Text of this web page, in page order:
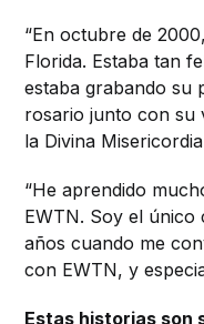
“En octubre de
Florida. Estaba tan
estaba grabando su
rosario junto con su
la Divina
“He aprendido
EWTN. Soy el
años cuando me
con EWTN, y
Estas historias son